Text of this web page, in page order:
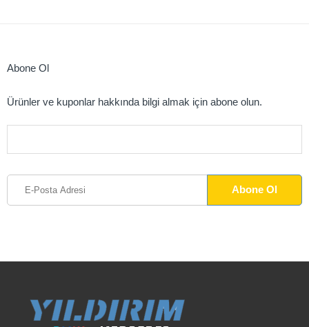
Abone Ol
Ürünler ve kuponlar hakkında bilgi almak için abone olun.